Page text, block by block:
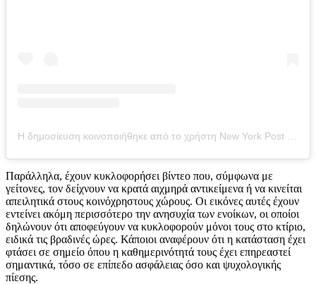
Παράλληλα, έχουν κυκλοφορήσει βίντεο που, σύμφωνα με
γείτονες, τον δείχνουν να κρατά αιχμηρά αντικείμενα ή να κινείται
απειλητικά στους κοινόχρηστους χώρους. Οι εικόνες αυτές έχουν
εντείνει ακόμη περισσότερο την ανησυχία των ενοίκων, οι οποίοι
δηλώνουν ότι αποφεύγουν να κυκλοφορούν μόνοι τους στο κτίριο,
ειδικά τις βραδινές ώρες. Κάποιοι αναφέρουν ότι η κατάσταση έχει
φτάσει σε σημείο όπου η καθημερινότητά τους έχει επηρεαστεί
σημαντικά, τόσο σε επίπεδο ασφάλειας όσο και ψυχολογικής
πίεσης.